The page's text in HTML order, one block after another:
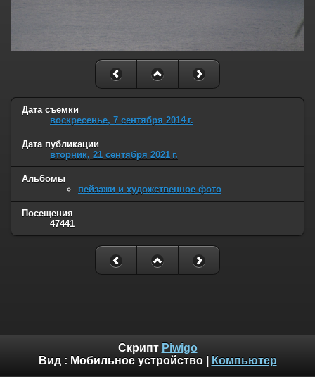
Дата съемки
воскресенье, 7 сентября 2014 г.
Дата публикации
вторник, 21 сентября 2021 г.
Альбомы
пейзажи и художственное фото
Посещения
47441
Скрипт Piwigo
Вид : Мобильное устройство| Компьютер